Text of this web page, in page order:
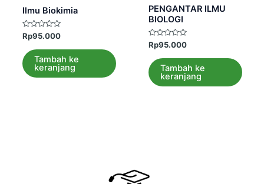
Ilmu Biokimia
Dinilai
dari
5
Rp95.000
Tambah ke
keranjang
PENGANTAR ILMU
BIOLOGI
Dinilai
dari
5
Rp95.000
Tambah ke
keranjang